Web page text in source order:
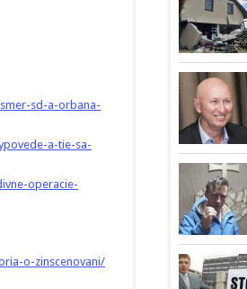
sd-a-orbana-
a-tie-sa-
operacie-
o-zinscenovani/